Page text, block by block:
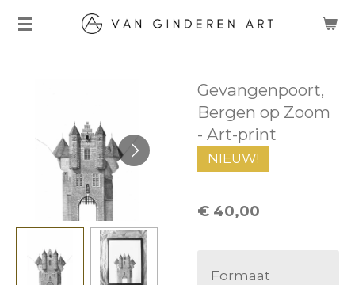
Ga
Gevangenpoort,
Bergen op Zoom
- Art-print
NIEUW!
€ 40,00
Formaat